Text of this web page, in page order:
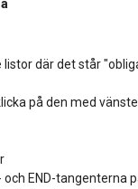
listor där det står
på den med
och END-tangenterna